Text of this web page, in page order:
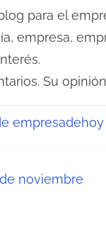
para el
empresa,
Su
empresadehoy
noviembre